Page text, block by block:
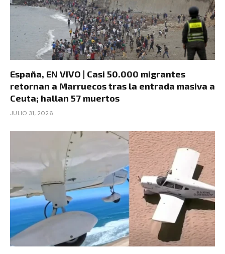
España, EN VIVO | Casi 50.000 migrantes
retornan a Marruecos tras la entrada masiva a
Ceuta; hallan 57 muertos
JULIO 31, 2026